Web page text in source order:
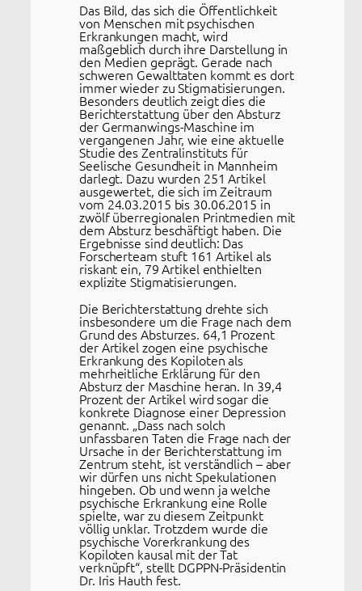
Das Bild, das sich die Öffentlichkeit
von Menschen mit psychischen
Erkrankungen macht, wird
maßgeblich durch ihre Darstellung in
den Medien geprägt. Gerade nach
schweren Gewalttaten kommt es dort
immer wieder zu Stigmatisierungen.
Besonders deutlich zeigt dies die
Berichterstattung über den Absturz
der Germanwings-Maschine im
vergangenen Jahr, wie eine aktuelle
Studie des Zentralinstituts für
Seelische Gesundheit in Mannheim
darlegt. Dazu wurden 251 Artikel
ausgewertet, die sich im Zeitraum
vom 24.03.2015 bis 30.06.2015 in
zwölf überregionalen Printmedien mit
dem Absturz beschäftigt haben. Die
Ergebnisse sind deutlich: Das
Forscherteam stuft 161 Artikel als
riskant ein, 79 Artikel enthielten
explizite Stigmatisierungen.
Die Berichterstattung drehte sich
insbesondere um die Frage nach dem
Grund des Absturzes. 64,1 Prozent
der Artikel zogen eine psychische
Erkrankung des Kopiloten als
mehrheitliche Erklärung für den
Absturz der Maschine heran. In 39,4
Prozent der Artikel wird sogar die
konkrete Diagnose einer Depression
genannt. „Dass nach solch
unfassbaren Taten die Frage nach der
Ursache in der Berichterstattung im
Zentrum steht, ist verständlich – aber
wir dürfen uns nicht Spekulationen
hingeben. Ob und wenn ja welche
psychische Erkrankung eine Rolle
spielte, war zu diesem Zeitpunkt
völlig unklar. Trotzdem wurde die
psychische Vorerkrankung des
Kopiloten kausal mit der Tat
verknüpft“, stellt DGPPN-Präsidentin
Dr. Iris Hauth fest.